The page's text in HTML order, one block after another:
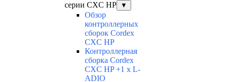
серии CXC HP
▼
Обзор
контроллерных
сборок Cordex
CXC HP
Контроллерная
сборка Cordex
CXC HP +1 x L-
ADIO